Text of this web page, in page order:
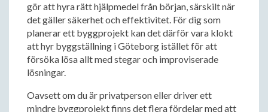
gör att hyra rätt hjälpmedel från början, särskilt när
det gäller säkerhet och effektivitet. För dig som
planerar ett byggprojekt kan det därför vara klokt
att hyr byggställning i Göteborg istället för att
försöka lösa allt med stegar och improviserade
lösningar.
Oavsett om du är privatperson eller driver ett
mindre byggprojekt finns det flera fördelar med att